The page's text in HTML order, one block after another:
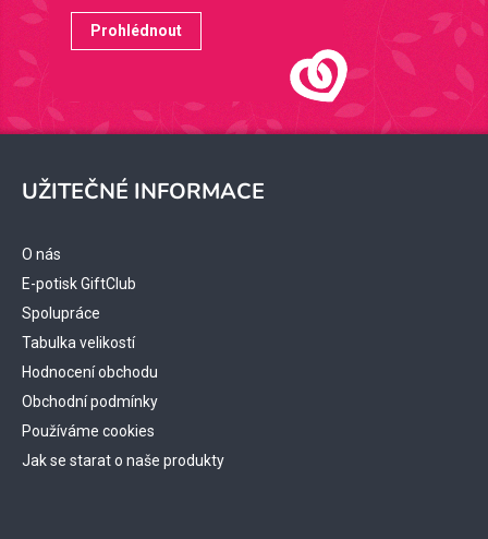
Prohlédnout
UŽITEČNÉ INFORMACE
O nás
E-potisk GiftClub
Spolupráce
Tabulka velikostí
Hodnocení obchodu
Obchodní podmínky
Používáme cookies
Jak se starat o naše produkty